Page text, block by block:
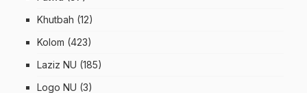
Khutbah (12)
Kolom (423)
Laziz NU (185)
Logo NU (3)